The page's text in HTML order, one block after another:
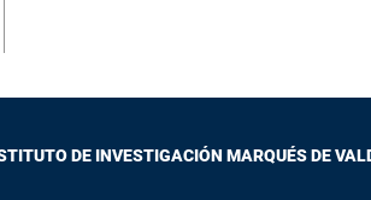
DE INVESTIGACIÓN MARQUÉS DE